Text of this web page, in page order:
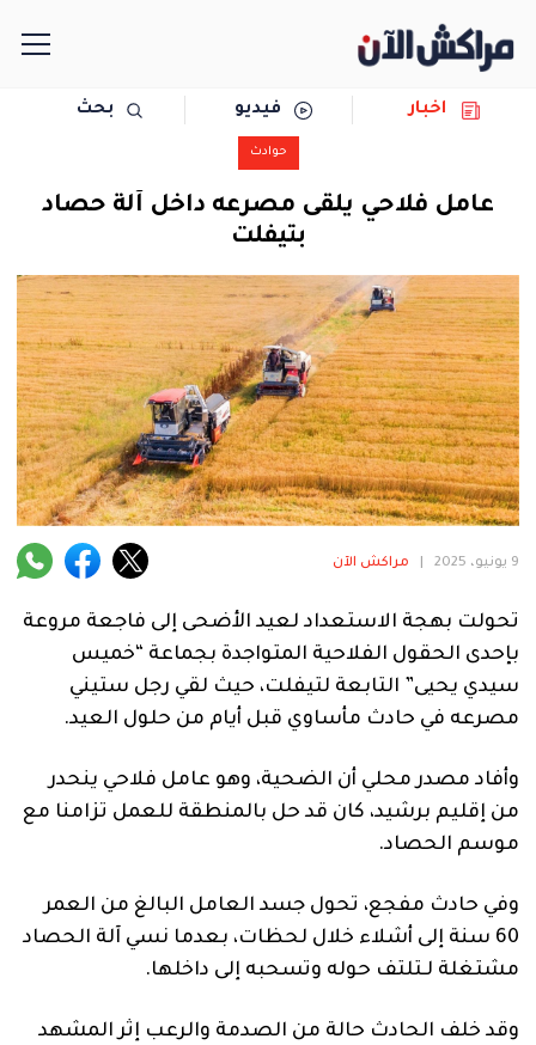
رياضة
حوادث
دولية
المرأة
آراء
اخبار فيديو بحث
حوادث
عامل فلاحي يلقى مصرعه داخل آلة حصاد
بتيفلت
9 يونيو، 2025 مراكش الآن
تحولت بهجة الاستعداد لعيد الأضحى إلى فاجعة مروعة
بإحدى الحقول الفلاحية المتواجدة بجماعة “خميس
سيدي يحيى” التابعة لتيفلت، حيث لقي رجل ستيني
مصرعه في حادث مأساوي قبل أيام من حلول العيد.
وأفاد مصدر محلي أن الضحية، وهو عامل فلاحي ينحدر
من إقليم برشيد، كان قد حل بالمنطقة للعمل تزامنا مع
موسم الحصاد.
وفي حادث مفجع، تحول جسد العامل البالغ من العمر
60 سنة إلى أشلاء خلال لحظات، بعدما نسي آلة الحصاد
مشتغلة لـتلتف حوله وتسحبه إلى داخلها.
وقد خلف الحادث حالة من الصدمة والرعب إثر المشهد